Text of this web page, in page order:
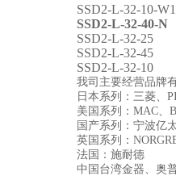
SSD2-L-32-10-W1
SSD2-L-32-40-N
SSD2-L-32-25
SSD2-L-32-45
SSD2-L-32-10
我司主要经营品牌
日本系列：三菱、
美国系列：MAC、
国产系列：宁波亿
英国系列：
法国：施耐德
中国台湾金器、奥